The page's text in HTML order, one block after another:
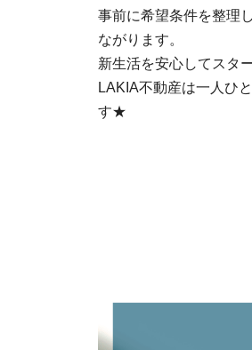
事前に希望条件を整理
ながります。
新生活を安心してスタ
LAKIA不動産は一人ひ
す★